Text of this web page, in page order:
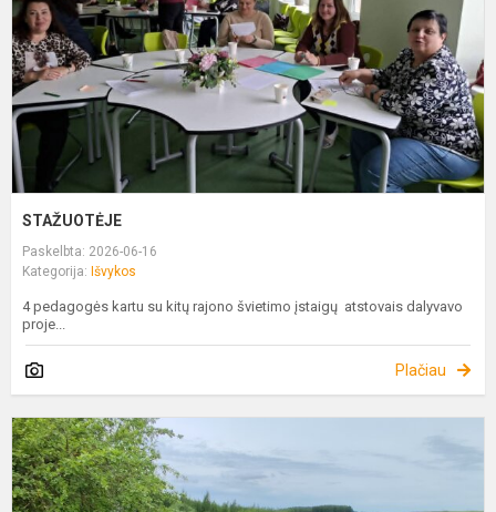
STAŽUOTĖJE
Paskelbta: 2026-06-16
Kategorija: Išvykos
4 pedagogės kartu su kitų rajono švietimo įstaigų atstovais dalyvavo
proje...
Plačiau